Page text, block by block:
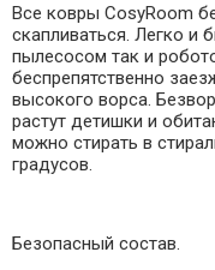
Все ковры CosyRoom
скапливаться. Легко
пылесосом так и
беспрепятственно
высокого ворса.
растут детишки и
можно стирать в
градусов.
Безопасный состав.